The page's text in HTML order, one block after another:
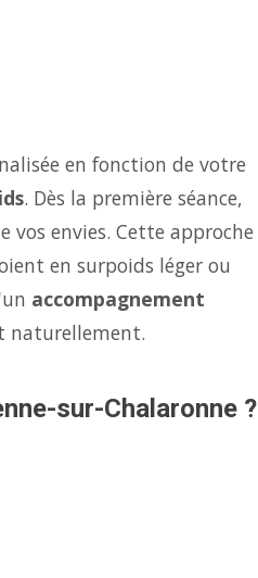
en fonction de votre
. Dès la première séance,
envies. Cette approche
en surpoids léger ou
accompagnement
naturellement.
sur-Chalaronne ?